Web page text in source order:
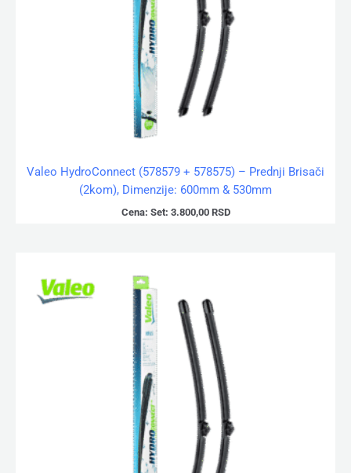
Valeo HydroConnect (578579 + 578575) – Prednji Brisači
(2kom), Dimenzije: 600mm & 530mm
Cena: Set: 3.800,00 RSD